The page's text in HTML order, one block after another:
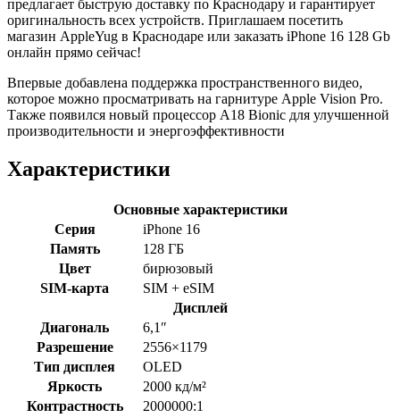
предлагает быструю доставку по Краснодару и гарантирует
оригинальность всех устройств. Приглашаем посетить
магазин AppleYug в Краснодаре или заказать iPhone 16 128 Gb
онлайн прямо сейчас!
Впервые добавлена поддержка пространственного видео,
которое можно просматривать на гарнитуре Apple Vision Pro.
Также появился новый процессор A18 Bionic для улучшенной
производительности и энергоэффективности
Характеристики
Основные характеристики
Серия
iPhone 16
Память
128 ГБ
Цвет
бирюзовый
SIM-карта
SIM + eSIM
Дисплей
Диагональ
6,1″
Разрешение
2556×1179
Тип дисплея
OLED
Яркость
2000 кд/м²
Контрастность
2000000:1